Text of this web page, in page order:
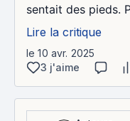
sentait des pieds.
Lire la critique
le 10 avr. 2025
3 j'aime